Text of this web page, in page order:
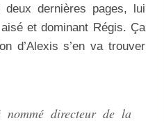
dernières pages, lui
et dominant Régis. Ça
d’Alexis s’en va trouver
nommé directeur de la